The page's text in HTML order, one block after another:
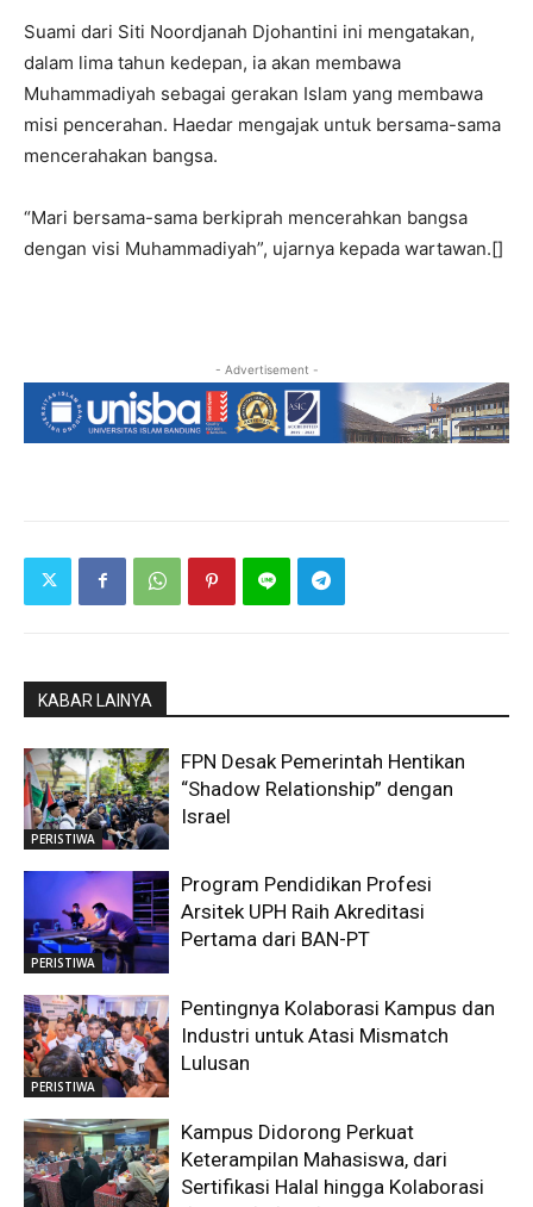
Suami dari Siti Noordjanah Djohantini ini mengatakan,
dalam lima tahun kedepan, ia akan membawa
Muhammadiyah sebagai gerakan Islam yang membawa
misi pencerahan. Haedar mengajak untuk bersama-sama
mencerahakan bangsa.
“Mari bersama-sama berkiprah mencerahkan bangsa
dengan visi Muhammadiyah”, ujarnya kepada wartawan.[]
- Advertisement -
KABAR LAINYA
PERISTIWA
FPN Desak Pemerintah Hentikan
“Shadow Relationship” dengan
Israel
PERISTIWA
Program Pendidikan Profesi
Arsitek UPH Raih Akreditasi
Pertama dari BAN-PT
PERISTIWA
Pentingnya Kolaborasi Kampus dan
Industri untuk Atasi Mismatch
Lulusan
Kampus Didorong Perkuat
Keterampilan Mahasiswa, dari
Sertifikasi Halal hingga Kolaborasi